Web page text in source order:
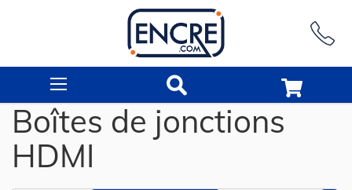
Boîtes de jonctions
HDMI